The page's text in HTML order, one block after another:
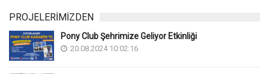
PROJELERİMİZDEN
Pony Club Şehrimize Geliyor Etkinliği
20.08.2024 10:02:16